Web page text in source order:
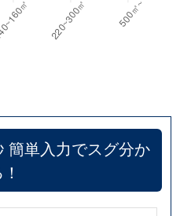
簡単入力でスグ分か